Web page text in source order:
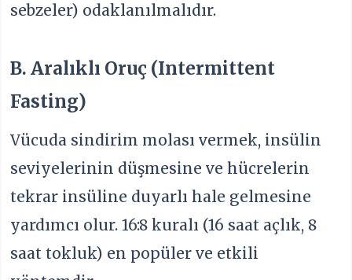
sebzeler) odaklanılmalıdır.
B. Aralıklı Oruç (Intermittent
Fasting)
Vücuda sindirim molası vermek, insülin
seviyelerinin düşmesine ve hücrelerin
tekrar insüline duyarlı hale gelmesine
yardımcı olur. 16:8 kuralı (16 saat açlık, 8
saat tokluk) en popüler ve etkili